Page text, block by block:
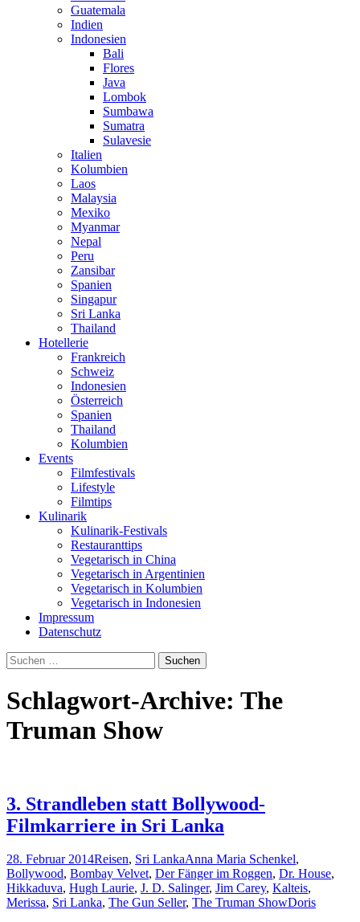
Guatemala
Indien
Indonesien
Bali
Flores
Java
Lombok
Sumbawa
Sumatra
Sulavesie
Italien
Kolumbien
Laos
Malaysia
Mexiko
Myanmar
Nepal
Peru
Zansibar
Spanien
Singapur
Sri Lanka
Thailand
Hotellerie
Frankreich
Schweiz
Indonesien
Österreich
Spanien
Thailand
Kolumbien
Events
Filmfestivals
Lifestyle
Filmtips
Kulinarik
Kulinarik-Festivals
Restauranttips
Vegetarisch in China
Vegetarisch in Argentinien
Vegetarisch in Kolumbien
Vegetarisch in Indonesien
Impressum
Datenschutz
Suchen
nach:
Schlagwort-Archive: The
Truman Show
3. Strandleben statt Bollywood-
Filmkarriere in Sri Lanka
28. Februar 2014Reisen, Sri LankaAnna Maria Schenkel,
Bollywood, Bombay Velvet, Der Fänger im Roggen, Dr. House,
Hikkaduva, Hugh Laurie, J. D. Salinger, Jim Carey, Kalteis,
Merissa, Sri Lanka, The Gun Seller, The Truman ShowDoris